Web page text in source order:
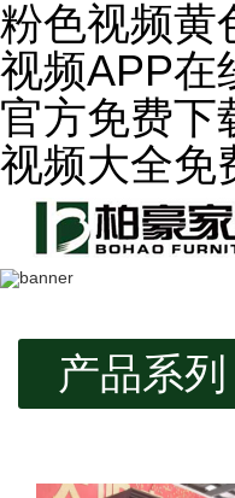
粉色视频黄
视频APP在
官方免费下
视频大全免
产品系